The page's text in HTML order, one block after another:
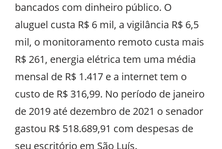
bancados com dinheiro público. O
aluguel custa R$ 6 mil, a vigilância R$ 6,5
mil, o monitoramento remoto custa mais
R$ 261, energia elétrica tem uma média
mensal de R$ 1.417 e a internet tem o
custo de R$ 316,99. No período de janeiro
de 2019 até dezembro de 2021 o senador
gastou R$ 518.689,91 com despesas de
seu escritório em São Luís.